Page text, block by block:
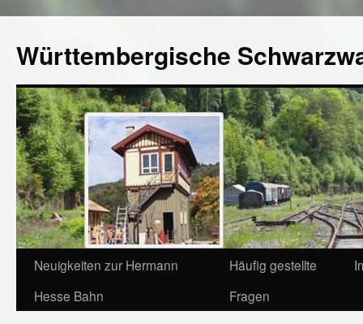
Württembergische
Neuigkeiten zur Hermann
Hesse Bahn
Häufig gestellte
Fragen